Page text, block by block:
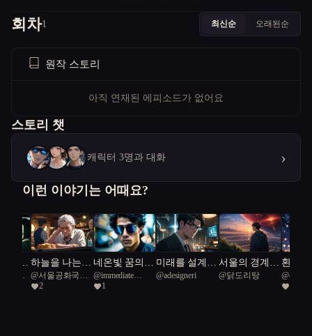
회차1 최신순 오래된순
원작 스토리
아직 연재된 에피소드가 없어요
스토리 챗
캐릭터 3명과 대화 ›
이런 이야기는 어때요?
려준
국일
하늘을 나는
붕어빵
@서울공화국일
급시민
2
네온빛 꿈의
경계
@immediate
European hogger
1
미래를 설계하
는 인간들
@adesigneri
서울의 경계를
넘는 상상력
@닭도리탕
환상
@
goby 60